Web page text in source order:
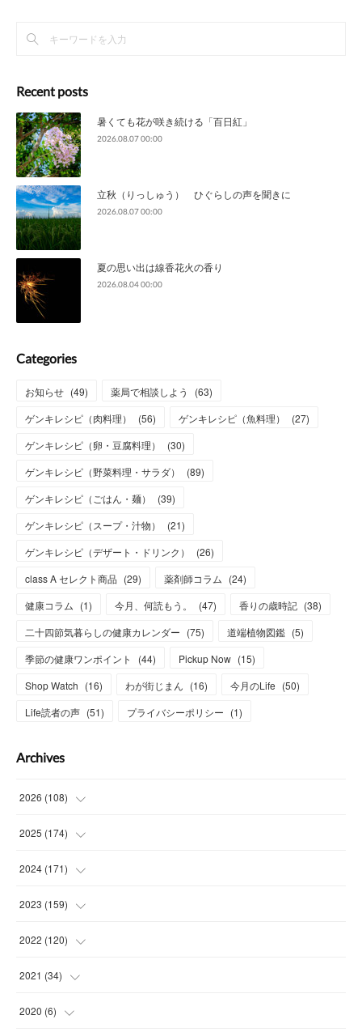
Recent posts
暑くても花が咲き続ける「百日紅」
2026.08.07 00:00
立秋（りっしゅう） ひぐらしの声を聞きに
2026.08.07 00:00
夏の思い出は線香花火の香り
2026.08.04 00:00
Categories
お知らせ (49) 薬局で相談しよう (63)
ゲンキレシピ（肉料理）
(56) ゲンキレシピ（魚料理） (27)
ゲンキレシピ（卵・豆腐料理）
(30)
ゲンキレシピ（野菜料理・サラダ）
(89)
ゲンキレシピ（ごはん・麺）
(39)
ゲンキレシピ（スープ・汁物）
(21)
ゲンキレシピ（デザート・ドリンク）
(26)
class A セレクト商品 (29) 薬剤師コラム (24)
健康コラム (1) 今月、何読もう。 (47) 香りの歳時記 (38)
二十四節気暮らしの健康カレンダー (75) 道端植物図鑑 (5)
季節の健康ワンポイント
(44) Pickup Now (15)
Shop Watch (16) わが街じまん (16) 今月のLife (50)
Life読者の声 (51) プライバシーポリシー (1)
Archives
2026 (108)
(6)
(15
(15
(13
2025 (174)
(14
(14
(15
(15
2024 (171)
(13
(13
(15
(
2023 (159)
(14
(14 )
(
2022 (120)
(14 )
( 13
2021 (34)
( )
2020 (6)